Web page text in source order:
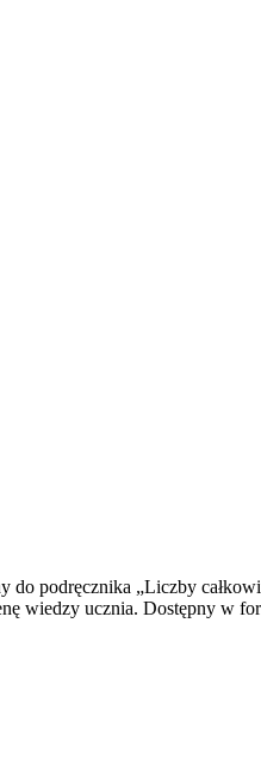
podręcznika „Liczby
wiedzy ucznia. Dostępny w